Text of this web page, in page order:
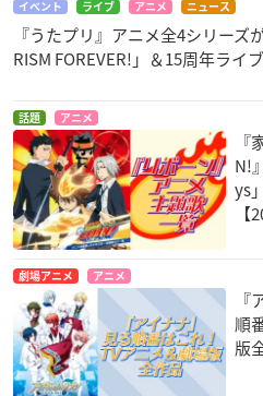
イベント ライブ アニメ ニュース
『うたプリ』アニメ全4シリー
RISM FOREVER!」＆15周年ライ
話題 アニメ
N!
ys
【
劇場アニメ アニメ
順
版